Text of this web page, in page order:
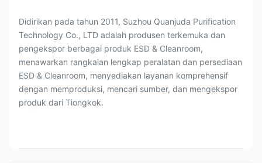
Didirikan pada tahun 2011, Suzhou Quanjuda Purification
Technology Co., LTD adalah produsen terkemuka dan
pengekspor berbagai produk ESD & Cleanroom,
menawarkan rangkaian lengkap peralatan dan persediaan
ESD & Cleanroom, menyediakan layanan komprehensif
dengan memproduksi, mencari sumber, dan mengekspor
produk dari Tiongkok.